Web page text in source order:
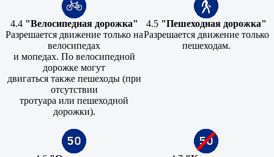
4.4"Велосипедная дорожка"
Разрешается движение только на
велосипедах
и мопедах. По велосипедной
дорожке могут
двигаться также пешеходы (при
отсутствии
тротуара или пешеходной
дорожки).
4.5 "Пешеходная дорожка"
Разрешается движение только
пешеходам.